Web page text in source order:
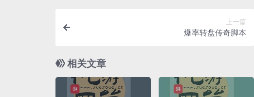
上一篇
爆率转盘传奇脚本
相关文章